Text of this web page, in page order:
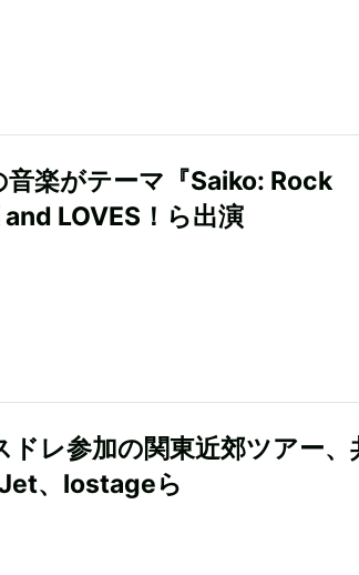
楽がテーマ『Saiko: Rock
LOVES！ら出演
ドレ参加の関東近郊ツアー、
、lostageら